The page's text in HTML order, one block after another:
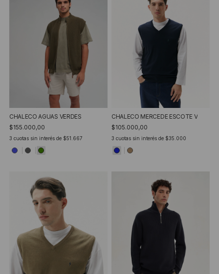
CHALECO AGUAS VERDES
$155.000,00
3 cuotas sin interés de $51.667
CHALECO MERCEDE ESCOTE V
$105.000,00
3 cuotas sin interés de $35.000